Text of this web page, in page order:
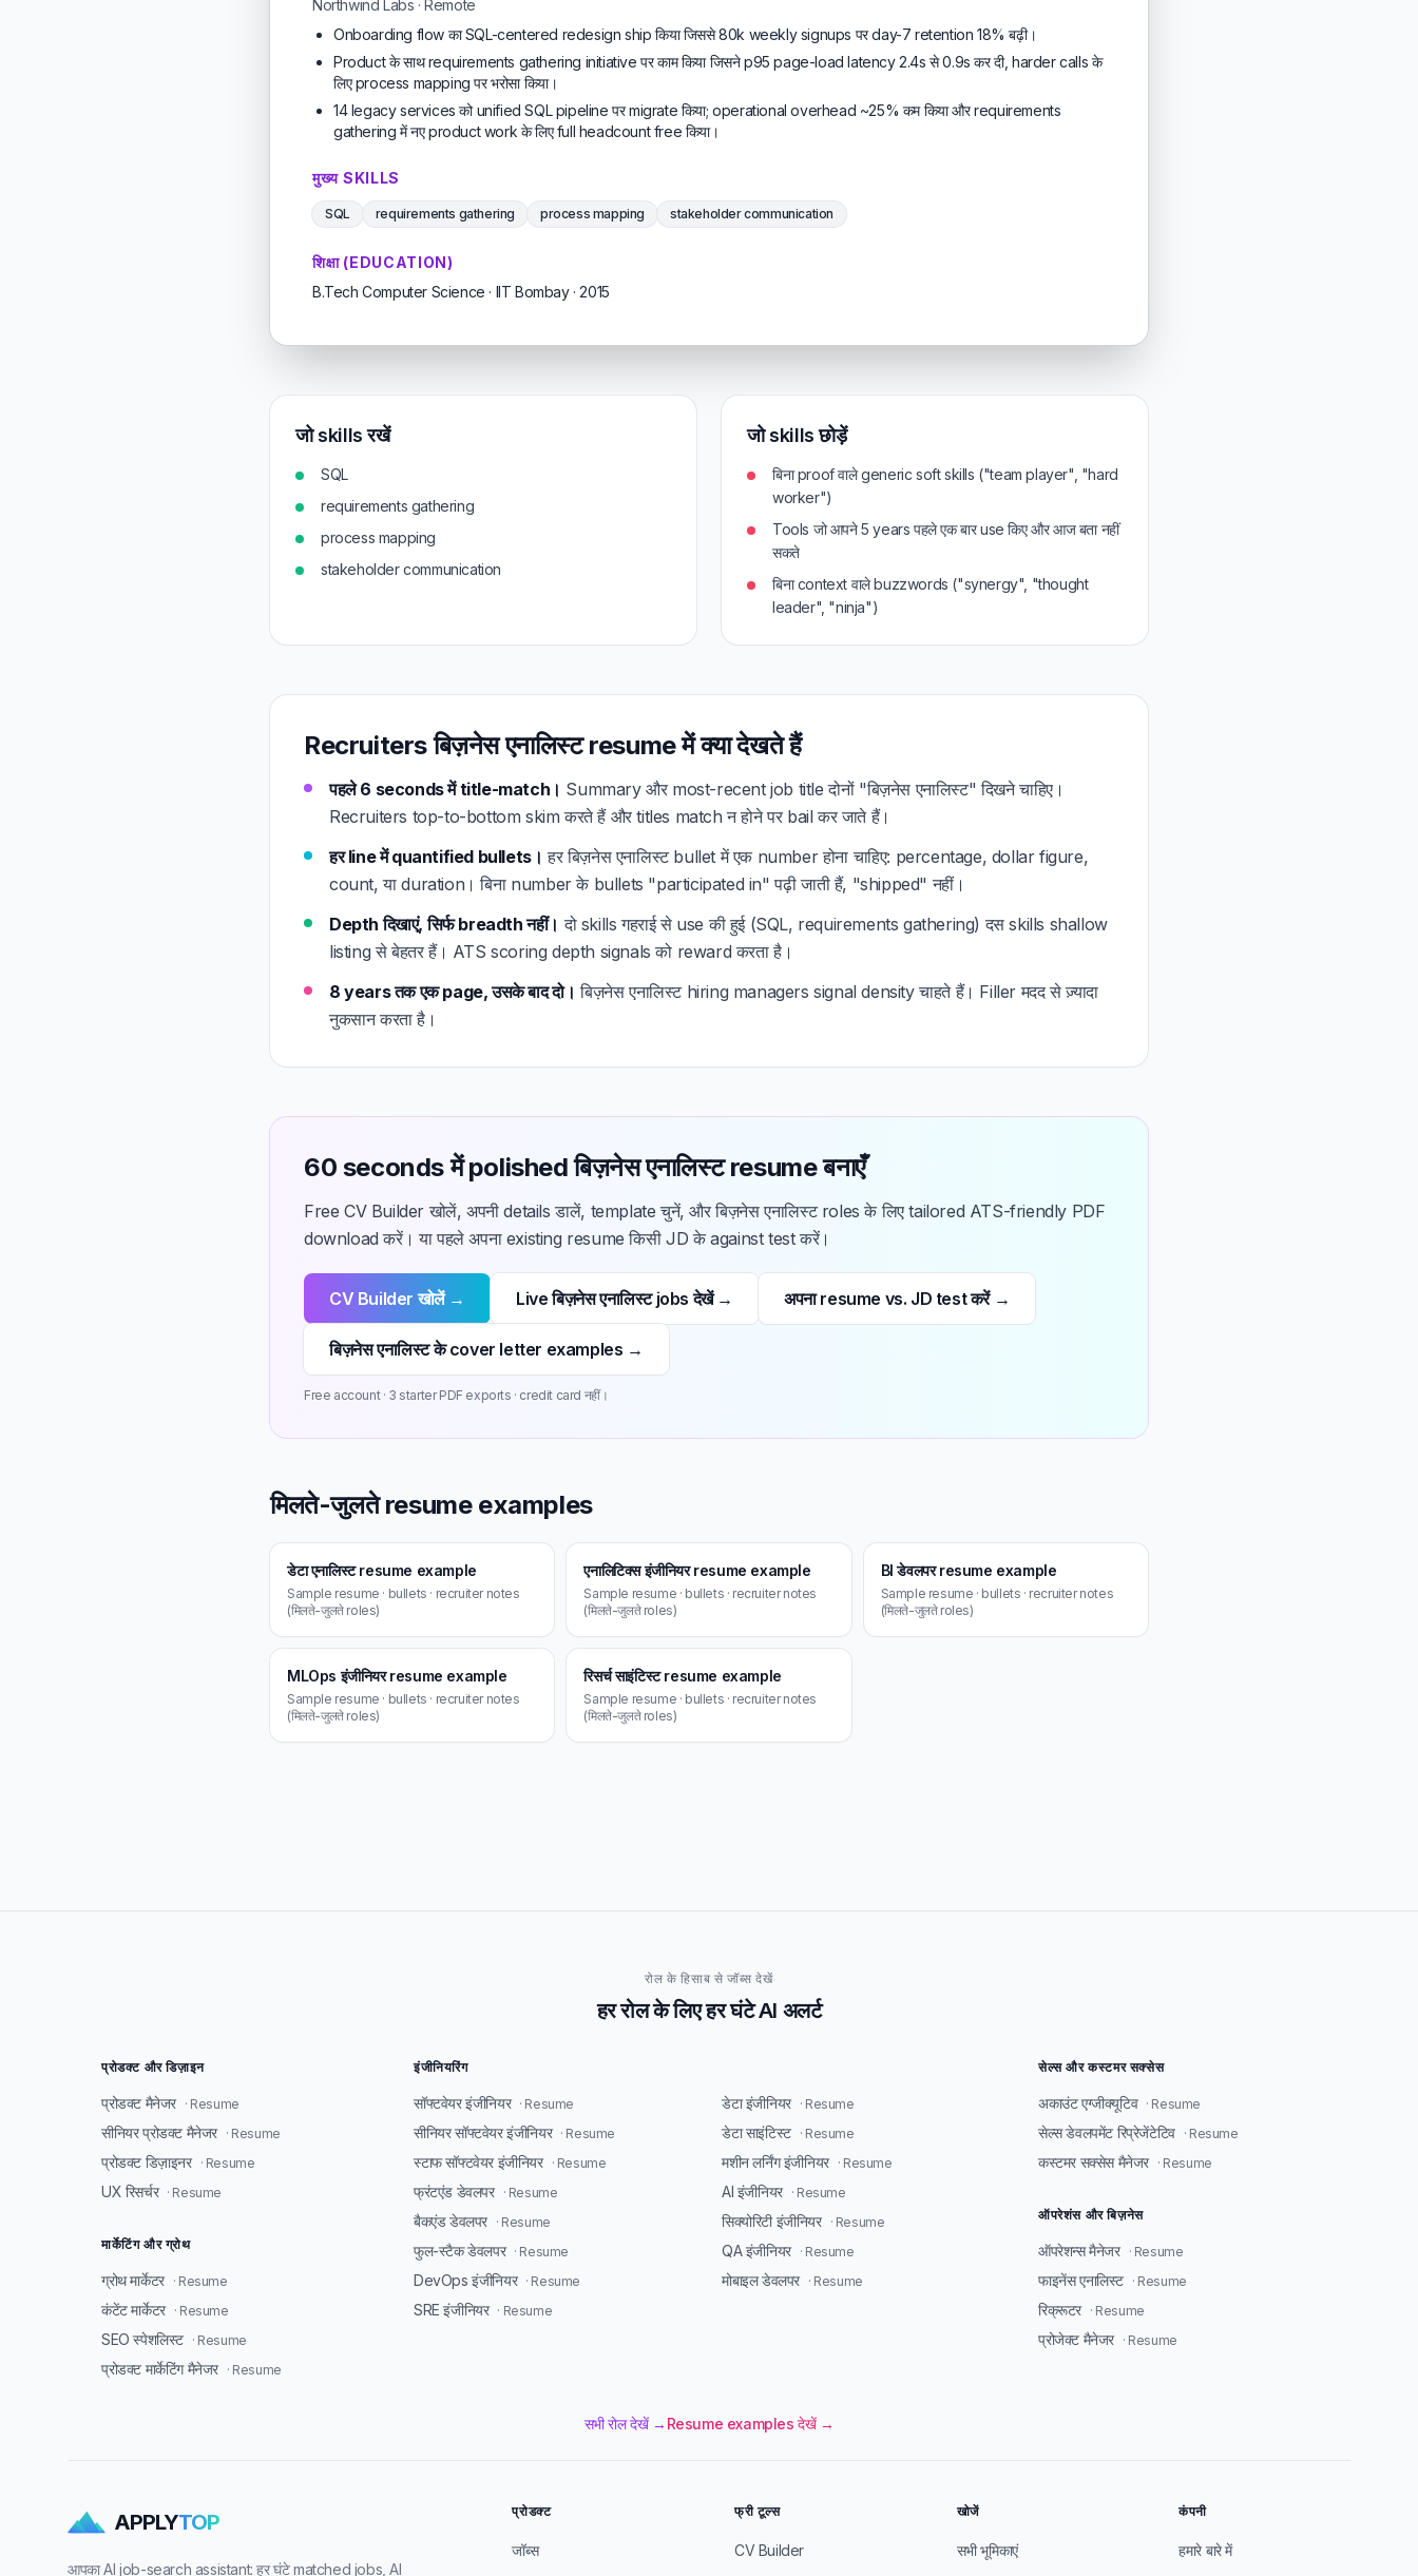
Northwind Labs · Remote
Onboarding flow का SQL-centered redesign ship किया जिससे 80k weekly signups पर day-7 retention 18% बढ़ी।
Product के साथ requirements gathering initiative पर काम किया जिसने p95 page-load latency 2.4s से 0.9s कर दी, harder calls के
लिए process mapping पर भरोसा किया।
14 legacy services को unified SQL pipeline पर migrate किया; operational overhead ~25% कम किया और requirements
gathering में नए product work के लिए full headcount free किया।
मुख्य SKILLS
SQL requirements gathering process mapping stakeholder communication
शिक्षा (EDUCATION)
B.Tech Computer Science · IIT Bombay · 2015
जो skills रखें
SQL
requirements gathering
process mapping
stakeholder communication
जो skills छोड़ें
बिना proof वाले generic soft skills ("team player", "hard
worker")
Tools जो आपने 5 years पहले एक बार use किए और आज बता नहीं
सकते
बिना context वाले buzzwords ("synergy", "thought
leader", "ninja")
Recruiters बिज़नेस एनालिस्ट resume में क्या देखते हैं
पहले 6 seconds में title-match। Summary और most-recent job title दोनों "बिज़नेस एनालिस्ट" दिखने चाहिए।
Recruiters top-to-bottom skim करते हैं और titles match न होने पर bail कर जाते हैं।
हर line में quantified bullets। हर बिज़नेस एनालिस्ट bullet में एक number होना चाहिए: percentage, dollar figure,
count, या duration। बिना number के bullets "participated in" पढ़ी जाती हैं, "shipped" नहीं।
Depth दिखाएं, सिर्फ breadth नहीं। दो skills गहराई से use की हुई (SQL, requirements gathering) दस skills shallow
listing से बेहतर हैं। ATS scoring depth signals को reward करता है।
8 years तक एक page, उसके बाद दो। बिज़नेस एनालिस्ट hiring managers signal density चाहते हैं। Filler मदद से ज़्यादा
नुकसान करता है।
60 seconds में polished बिज़नेस एनालिस्ट resume बनाएँ
Free CV Builder खोलें, अपनी details डालें, template चुनें, और बिज़नेस एनालिस्ट roles के लिए tailored ATS-friendly PDF
download करें। या पहले अपना existing resume किसी JD के against test करें।
CV Builder खोलें → Live बिज़नेस एनालिस्ट jobs देखें → अपना resume vs. JD test करें →
बिज़नेस एनालिस्ट के cover letter examples →
Free account · 3 starter PDF exports · credit card नहीं।
मिलते-जुलते resume examples
डेटा एनालिस्ट resume example
Sample resume · bullets · recruiter notes
(मिलते-जुलते roles)
एनालिटिक्स इंजीनियर resume example
Sample resume · bullets · recruiter notes
(मिलते-जुलते roles)
BI डेवलपर resume example
Sample resume · bullets · recruiter notes
(मिलते-जुलते roles)
MLOps इंजीनियर resume example
Sample resume · bullets · recruiter notes
(मिलते-जुलते roles)
रिसर्च साइंटिस्ट resume example
Sample resume · bullets · recruiter notes
(मिलते-जुलते roles)
रोल के हिसाब से जॉब्स देखें
हर रोल के लिए हर घंटे AI अलर्ट
प्रोडक्ट और डिज़ाइन
प्रोडक्ट मैनेजर · Resume
सीनियर प्रोडक्ट मैनेजर · Resume
प्रोडक्ट डिज़ाइनर · Resume
UX रिसर्चर · Resume
मार्केटिंग और ग्रोथ
ग्रोथ मार्केटर · Resume
कंटेंट मार्केटर · Resume
SEO स्पेशलिस्ट · Resume
प्रोडक्ट मार्केटिंग मैनेजर · Resume
इंजीनियरिंग
सॉफ्टवेयर इंजीनियर · Resume
सीनियर सॉफ्टवेयर इंजीनियर · Resume
स्टाफ सॉफ्टवेयर इंजीनियर · Resume
फ्रंटएंड डेवलपर · Resume
बैकएंड डेवलपर · Resume
फुल-स्टैक डेवलपर · Resume
DevOps इंजीनियर · Resume
SRE इंजीनियर · Resume
डेटा इंजीनियर · Resume
डेटा साइंटिस्ट · Resume
मशीन लर्निंग इंजीनियर · Resume
AI इंजीनियर · Resume
सिक्योरिटी इंजीनियर · Resume
QA इंजीनियर · Resume
मोबाइल डेवलपर · Resume
सेल्स और कस्टमर सक्सेस
अकाउंट एग्जीक्यूटिव · Resume
सेल्स डेवलपमेंट रिप्रेजेंटेटिव · Resume
कस्टमर सक्सेस मैनेजर · Resume
ऑपरेशंस और बिज़नेस
ऑपरेशन्स मैनेजर · Resume
फाइनेंस एनालिस्ट · Resume
रिक्रूटर · Resume
प्रोजेक्ट मैनेजर · Resume
सभी रोल देखें → Resume examples देखें →
APPLYTOP
आपका AI job-search assistant: हर घंटे matched jobs, AI
प्रोडक्ट
जॉब्स
फ्री टूल्स
CV Builder
खोजें
सभी भूमिकाएं
कंपनी
हमारे बारे में